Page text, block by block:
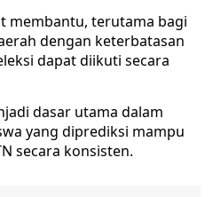
membantu, terutama bagi
dengan keterbatasan
dapat diikuti secara
dasar utama dalam
yang diprediksi mampu
secara konsisten.